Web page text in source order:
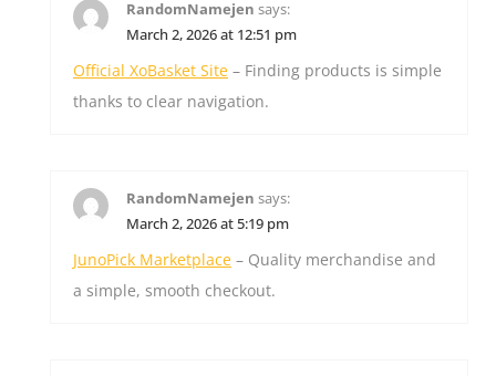
RandomNamejen says:
March 2, 2026 at 12:51 pm
Official XoBasket Site – Finding products is simple
thanks to clear navigation.
RandomNamejen says:
March 2, 2026 at 5:19 pm
JunoPick Marketplace – Quality merchandise and
a simple, smooth checkout.